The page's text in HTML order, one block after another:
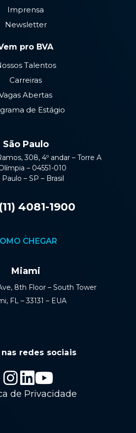
Imprensa
Newsletter
pro BVA
Talentos
Carreiras
Abertas
de Estágio
São Paulo
308, 4º andar – Torre A
– 04551-010
Paulo – SP – Brasil
4081-1900
CHEGAR
Miami
8th Floor – South Tower
FL – 33131 – EUA
nas redes sociais
de Privacidade